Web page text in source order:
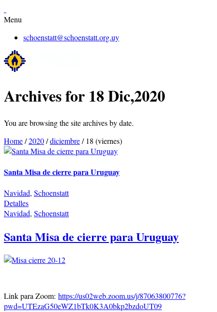
Menu
schoenstatt@schoenstatt.org.uy
Archives for 18 Dic,2020
You are browsing the site archives by date.
Home/2020/diciembre/ 18 (viernes)
Santa Misa de cierre para Uruguay
Navidad, Schoenstatt
Detalles
Navidad, Schoenstatt
Santa Misa de cierre para Uruguay
Link para Zoom: https://us02web.zoom.us/j/87063800776?
pwd=UTEzaG50eWZ1bTk0K3A0bkp2bzdoUT09